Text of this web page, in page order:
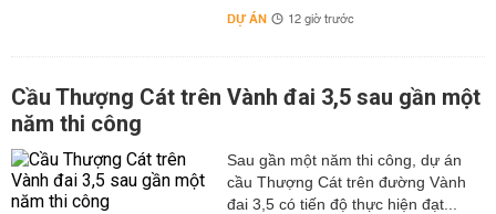
DỰ ÁN 12 giờ trước
Cầu Thượng Cát trên Vành đai 3,5 sau gần một
năm thi công
Sau gần một năm thi công, dự án
cầu Thượng Cát trên đường Vành
đai 3,5 có tiến độ thực hiện đạt...